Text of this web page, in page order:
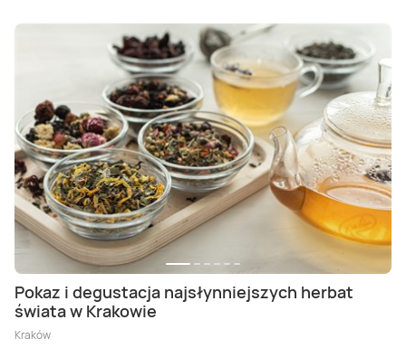
Pokaz i degustacja najsłynniejszych herbat
świata w Krakowie
Kraków